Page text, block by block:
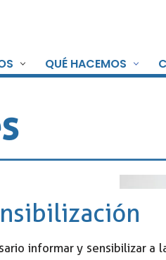
QUÉ HACEMOS
informar y sensibilizar a